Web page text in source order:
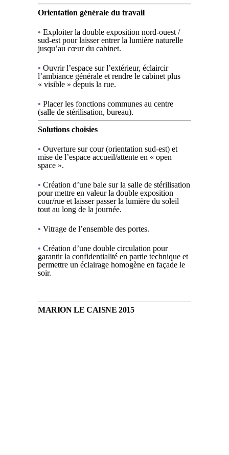
Orientation générale du travail
• Exploiter la double exposition nord-ouest /
sud-est pour laisser entrer la lumière naturelle
jusqu’au cœur du cabinet.
• Ouvrir l’espace sur l’extérieur, éclaircir
l’ambiance générale et rendre le cabinet plus
« visible » depuis la rue.
• Placer les fonctions communes au centre
(salle de stérilisation, bureau).
Solutions choisies
• Ouverture sur cour (orientation sud-est) et
mise de l’espace accueil/attente en « open
space ».
• Création d’une baie sur la salle de stérilisation
pour mettre en valeur la double exposition
cour/rue et laisser passer la lumière du soleil
tout au long de la journée.
• Vitrage de l’ensemble des portes.
• Création d’une double circulation pour
garantir la confidentialité en partie technique et
permettre un éclairage homogène en façade le
soir.
MARION LE CAISNE 2015